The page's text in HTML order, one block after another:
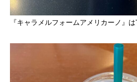
『キャラメルフォームアメリカーノ』は